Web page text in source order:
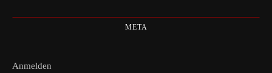
META
Anmelden